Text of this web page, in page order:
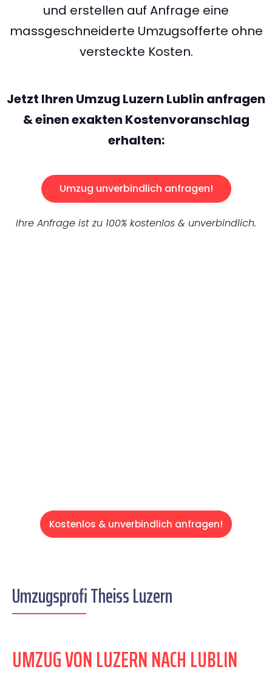
und erstellen auf Anfrage eine
massgeschneiderte Umzugsofferte ohne
versteckte Kosten.
Jetzt Ihren Umzug Luzern Lublin anfragen
& einen exakten Kostenvoranschlag
erhalten:
Umzug unverbindlich anfragen!
Ihre Anfrage ist zu 100% kostenlos & unverbindlich.
Kostenlos & unverbindlich anfragen!
Umzugsprofi Theiss Luzern
UMZUG VON LUZERN NACH LUBLIN